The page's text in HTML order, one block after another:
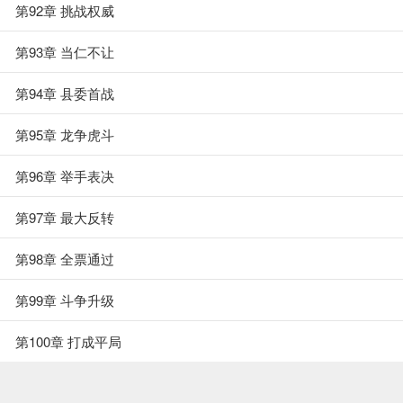
第92章 挑战权威
第93章 当仁不让
第94章 县委首战
第95章 龙争虎斗
第96章 举手表决
第97章 最大反转
第98章 全票通过
第99章 斗争升级
第100章 打成平局